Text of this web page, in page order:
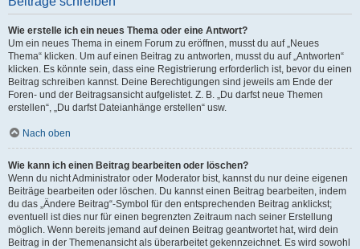
Wie erstelle ich ein neues Thema oder eine Antwort?
Um ein neues Thema in einem Forum zu eröffnen, musst du auf „Neues
Thema“ klicken. Um auf einen Beitrag zu antworten, musst du auf „Antworten“
klicken. Es könnte sein, dass eine Registrierung erforderlich ist, bevor du einen
Beitrag schreiben kannst. Deine Berechtigungen sind jeweils am Ende der
Foren- und der Beitragsansicht aufgelistet. Z. B. „Du darfst neue Themen
erstellen“, „Du darfst Dateianhänge erstellen“ usw.
Nach oben
Wie kann ich einen Beitrag bearbeiten oder löschen?
Wenn du nicht Administrator oder Moderator bist, kannst du nur deine eigenen
Beiträge bearbeiten oder löschen. Du kannst einen Beitrag bearbeiten, indem
du das „Ändere Beitrag“-Symbol für den entsprechenden Beitrag anklickst;
eventuell ist dies nur für einen begrenzten Zeitraum nach seiner Erstellung
möglich. Wenn bereits jemand auf deinen Beitrag geantwortet hat, wird dein
Beitrag in der Themenansicht als überarbeitet gekennzeichnet. Es wird sowohl